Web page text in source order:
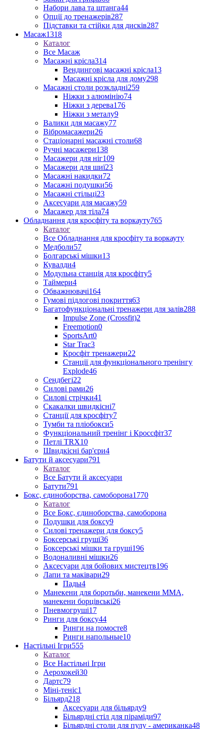
Набори лава та штанга44
Опції до тренажерів287
Підставки та стійки для дисків287
Масаж1318
Каталог
Все Масаж
Масажні крісла314
Вендингові масажні крісла13
Масажні крісла для дому298
Масажні столи розкладні259
Ніжки з алюмінію74
Ніжки з дерева176
Ніжки з металу9
Валики для масажу77
Вібромасажери26
Стаціонарні масажні столи68
Ручні масажери138
Масажери для ніг109
Масажери для шиї23
Масажні накидки72
Масажні подушки56
Масажні стільці23
Аксесуари для масажу59
Масажер для тіла74
Обладнання для кросфіту та воркауту765
Каталог
Все Обладнання для кросфіту та воркауту
Медболи57
Болгарські мішки13
Кувалди4
Модульна станція для кросфіту5
Таймери4
Обважнювачі164
Гумові підлогові покриття63
Багатофункціональні тренажери для залів288
Impulse Zone (Crossfit)2
Freemotion0
SportsArt0
Star Trac3
Кросфіт тренажери22
Станції для функціонального тренінгу
Explode46
Сендбегі22
Силові рами26
Силові стрічки41
Скакалки швидкісні7
Станції для кросфіту7
Тумби та пліобокси5
Функціональний тренінг і Кроссфіт37
Петлі TRX10
Швидкісні бар'єри4
Батути й аксесуари791
Каталог
Все Батути й аксесуари
Батути791
Бокс, єдиноборства, самоборона1770
Каталог
Все Бокс, єдиноборства, самоборона
Подушки для боксу9
Силові тренажери для боксу5
Боксерські груші36
Боксерські мішки та груші196
Водоналивні мішки26
Аксесуари для бойових мистецтв196
Лапи та маківари29
Пады4
Манекени для боротьби, манекени ММА,
манекени борцівські26
Пневмогруші17
Ринги для боксу44
Ринги на помосте8
Ринги напольные10
Настільні Ігри555
Каталог
Все Настільні Ігри
Аерохокей30
Дартс79
Міні-теніс1
Більярд218
Аксесуари для більярду9
Більярдні стіл для піраміди97
Більярдні столи для пулу - американка48